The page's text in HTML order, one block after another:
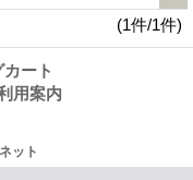
(1件/1件)
ート
用案内
ット